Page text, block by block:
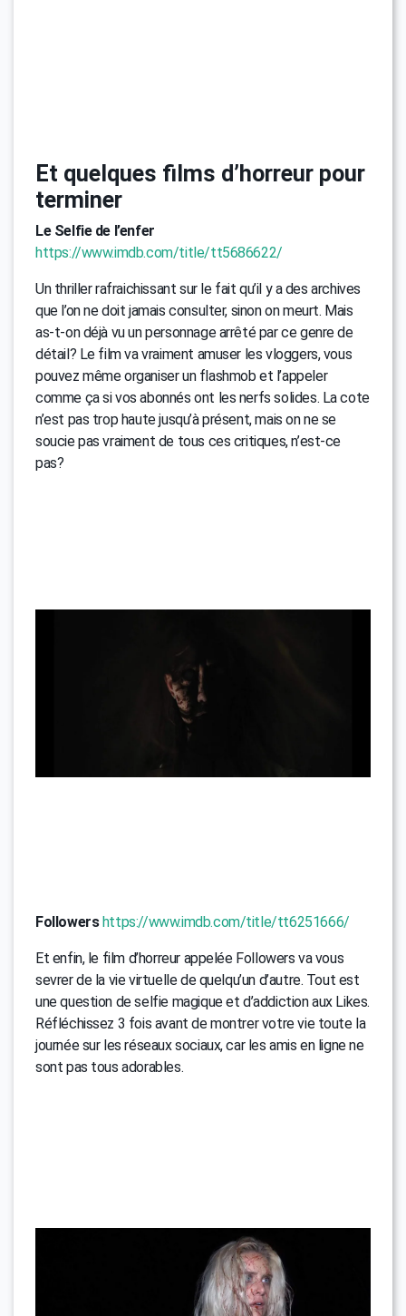
Et quelques films d’horreur pour
terminer
Le Selfie de l’enfer
https://www.imdb.com/title/tt5686622/
Un thriller rafraichissant sur le fait qu’il y a des archives
que l’on ne doit jamais consulter, sinon on meurt. Mais
as-t-on déjà vu un personnage arrêté par ce genre de
détail? Le film va vraiment amuser les vloggers, vous
pouvez même organiser un flashmob et l’appeler
comme ça si vos abonnés ont les nerfs solides. La cote
n’est pas trop haute jusqu’à présent, mais on ne se
soucie pas vraiment de tous ces critiques, n’est-ce
pas?
Followershttps://www.imdb.com/title/tt6251666/
Et enfin, le film d’horreur appelée Followers va vous
sevrer de la vie virtuelle de quelqu’un d’autre. Tout est
une question de selfie magique et d’addiction aux Likes.
Réfléchissez 3 fois avant de montrer votre vie toute la
journée sur les réseaux sociaux, car les amis en ligne ne
sont pas tous adorables.